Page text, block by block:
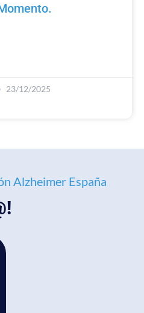
23/12/2025
Alzheimer España